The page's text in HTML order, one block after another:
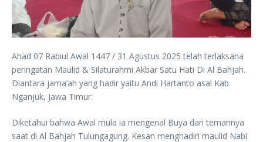
Ahad 07 Rabiul Awal 1447 / 31 Agustus 2025 telah terlaksana
peringatan Maulid & Silaturahmi Akbar Satu Hati Di Al Bahjah.
Diantara jama’ah yang hadir yaitu Andi Hartanto asal Kab.
Nganjuk, Jawa Timur.
Diketahui bahwa Awal mula ia mengenal Buya dari temannya
saat di Al Bahjah Tulungagung. Kesan menghadiri maulid Nabi